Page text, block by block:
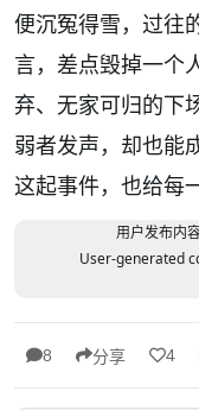
便沉冤得雪，过往
言，差点毁掉一个
弃、无家可归的下
弱者发声，却也能
这起事件，也给每
用户发布内
User-generated
8 分享 4